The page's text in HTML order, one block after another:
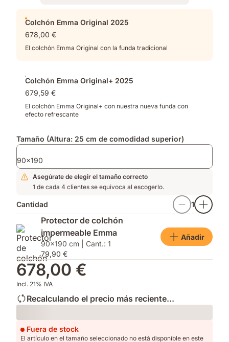
ergonómicas
distribución
optimizada​
capas
con
muelles
Colchón Emma Original 2025
678,00 €
El colchón Emma Original con la funda tradicional
Colchón Emma Original+ 2025
679,59 €
El colchón Emma Original+ con nuestra nueva funda con
efecto refrescante
Tamaño (Altura: 25 cm de comodidad superior)
90x190
Asegúrate de elegir el tamaño correcto
1 de cada 4 clientes se equivoca al escogerlo.
Cantidad 1
Protector de colchón
impermeable Emma
90x190 cm | Cant.: 1
79,90 €
Añadir
678,00 €
Incl. 21% IVA
Recalculando el precio más reciente...
Loading
Fuera de stock
El artículo en el tamaño seleccionado no está disponible en este